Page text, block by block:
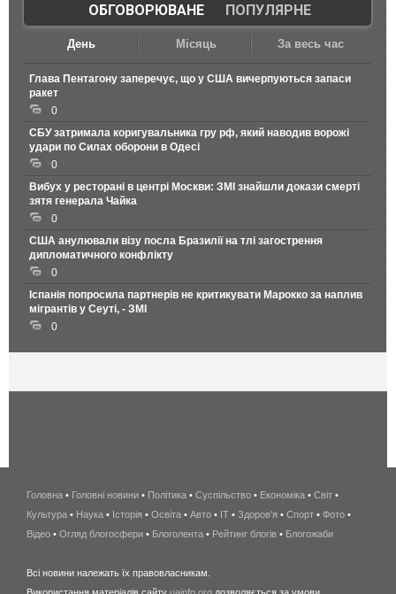
ОБГОВОРЮВАНЕ| ПОПУЛЯРНЕ
День Місяць За весь час
Глава Пентагону заперечує, що у США вичерпуються запаси
ракет
0
СБУ затримала коригувальника гру рф, який наводив ворожі
удари по Силах оборони в Одесі
0
Вибух у ресторані в центрі Москви: ЗМІ знайшли докази смерті
зятя генерала Чайка
0
США анулювали візу посла Бразилії на тлі загострення
дипломатичного конфлікту
0
Іспанія попросила партнерів не критикувати Марокко за наплив
мігрантів у Сеуті, - ЗМІ
0
беспроводной
интернет
киев
Головна • Головні новини • Політика • Суспільство • Економіка • Світ •
Культура • Наука • Історія • Освіта • Авто • IT • Здоров'я • Спорт • Фото •
Відео • Огляд блогосфери • Блоголента • Рейтинг блогів • Блогожаби
Всі новини належать їх правовласникам.